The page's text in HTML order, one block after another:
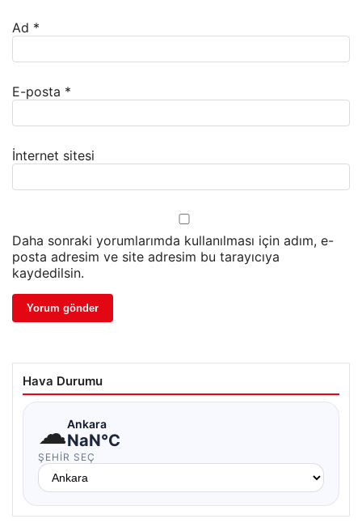
Ad *
E-posta *
İnternet sitesi
Daha sonraki yorumlarımda kullanılması için adım, e-
posta adresim ve site adresim bu tarayıcıya
kaydedilsin.
Hava Durumu
☁Ankara
NaN°C
ŞEHIR SEÇ